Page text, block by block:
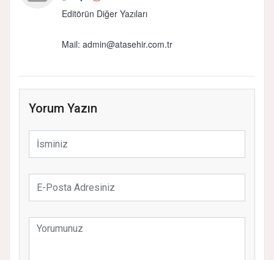
Editörün Diğer Yazıları
Mail: admin@atasehir.com.tr
Yorum Yazın